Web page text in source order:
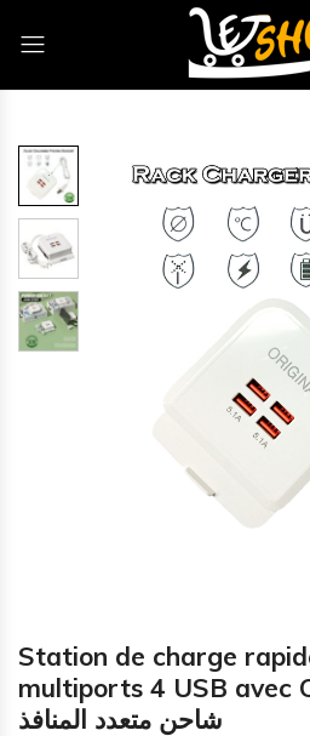
Station de charge
multiports 4 USB avec
شاحن متعدد المنافذ